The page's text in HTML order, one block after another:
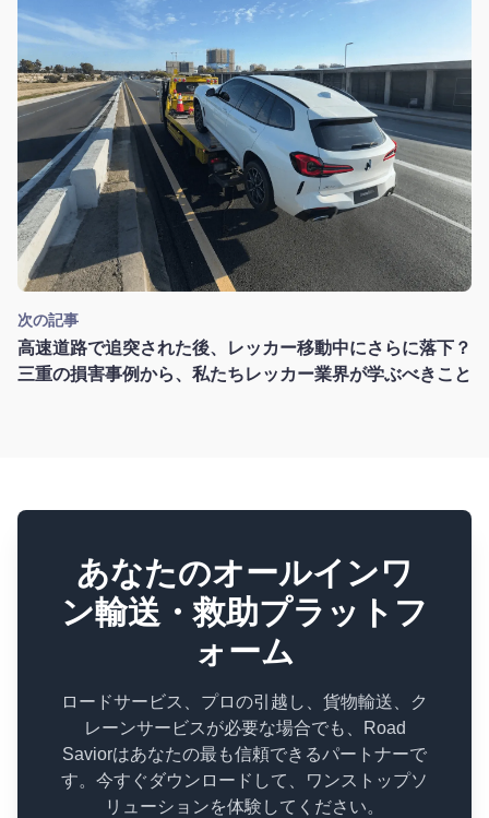
次の記事
高速道路で追突された後、レッカー移動中にさらに落下？
三重の損害事例から、私たちレッカー業界が学ぶべきこと
あなたのオールインワ
ン輸送・救助プラットフ
ォーム
ロードサービス、プロの引越し、貨物輸送、ク
レーンサービスが必要な場合でも、Road
Saviorはあなたの最も信頼できるパートナーで
す。今すぐダウンロードして、ワンストップソ
リューションを体験してください。